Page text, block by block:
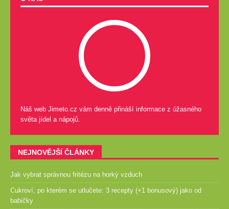
Náš web Jimeto.cz vám denně přináší informace z úžasného
světa jídel a nápojů.
NEJNOVĚJŠÍ ČLÁNKY
Jak vybrat správnou fritézu na horký vzduch
Cukroví, po kterém se utlučete: 3 recepty (+1 bonusový) jako od
babičky